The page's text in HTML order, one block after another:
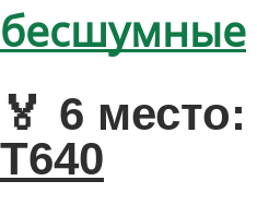
бесшумные
🏅 6 место:
T640